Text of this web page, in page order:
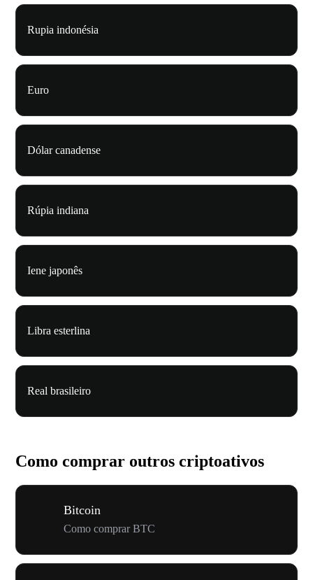
Rupia indonésia
Euro
Dólar canadense
Rúpia indiana
Iene japonês
Libra esterlina
Real brasileiro
Como comprar outros criptoativos
Bitcoin
Como comprar BTC